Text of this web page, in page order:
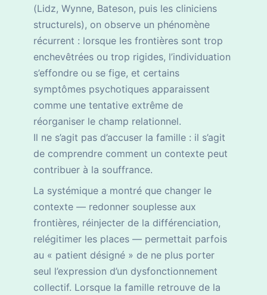
(Lidz, Wynne, Bateson, puis les cliniciens
structurels), on observe un phénomène
récurrent : lorsque les frontières sont trop
enchevêtrées ou trop rigides, l’individuation
s’effondre ou se fige, et certains
symptômes psychotiques apparaissent
comme une tentative extrême de
réorganiser le champ relationnel.
Il ne s’agit pas d’accuser la famille : il s’agit
de comprendre comment un contexte peut
contribuer à la souffrance.
La systémique a montré que changer le
contexte — redonner souplesse aux
frontières, réinjecter de la différenciation,
relégitimer les places — permettait parfois
au « patient désigné » de ne plus porter
seul l’expression d’un dysfonctionnement
collectif. Lorsque la famille retrouve de la